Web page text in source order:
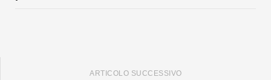
ARTICOLO SUCCESSIVO